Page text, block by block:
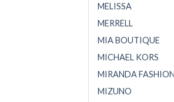
MELISSA
MERRELL
MIA BOUTIQUE
MICHAEL KORS
MIRANDA FASHION
MIZUNO